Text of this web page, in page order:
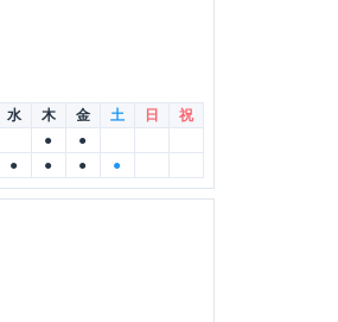
水 木 金 土 日
祝
●
●
● ● ● ●